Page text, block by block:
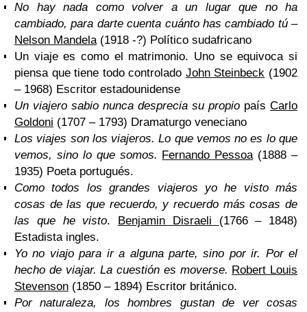
No hay nada como volver a un lugar que no ha
cambiado, para darte cuenta cuánto has cambiado tú–
Nelson Mandela(1918 -?) Político sudafricano
Un viaje es como el matrimonio. Uno se equivoca si
piensa que tiene todo controlado John Steinbeck (1902
– 1968) Escritor estadounidense
Un viajero sabio nunca desprecia su propio país Carlo
Goldoni (1707 – 1793) Dramaturgo veneciano
Los viajes son los viajeros. Lo que vemos no es lo que
vemos, sino lo que somos. Fernando Pessoa(1888 –
1935) Poeta portugués.
Como todos los grandes viajeros yo he visto más
cosas de las que recuerdo, y recuerdo más cosas de
las que he visto. Benjamin Disraeli (1766 – 1848)
Estadista ingles.
Yo no viajo para ir a alguna parte, sino por ir. Por el
hecho de viajar. La cuestión es moverse. Robert Louis
Stevenson (1850 – 1894) Escritor británico.
Por naturaleza, los hombres gustan de ver cosas